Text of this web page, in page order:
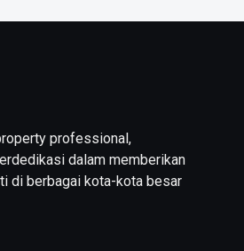
professional,
dalam memberikan
di berbagai kota-kota besar